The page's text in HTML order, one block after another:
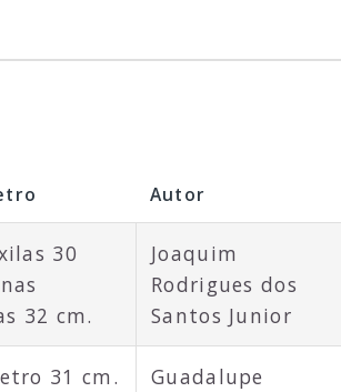
Autor
30
32 cm.
Joaquim
Rodrigues dos
Santos Junior
31 cm.
Guadalupe